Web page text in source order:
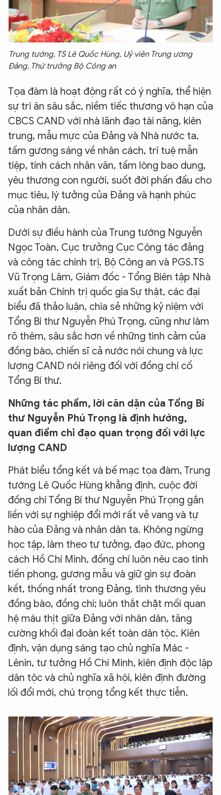
Trung tướng, TS Lê Quốc Hùng, Uỷ viên Trung ương
Đảng, Thứ trưởng Bộ Công an
Tọa đàm là hoạt động rất có ý nghĩa, thể hiện
sự tri ân sâu sắc, niềm tiếc thương vô hạn của
CBCS CAND với nhà lãnh đạo tài năng, kiên
trung, mẫu mực của Đảng và Nhà nước ta,
tấm gương sáng về nhân cách, trí tuệ mẫn
tiệp, tính cách nhân văn, tấm lòng bao dung,
yêu thương con người, suốt đời phấn đấu cho
mục tiêu, lý tưởng của Đảng và hạnh phúc
của nhân dân.
Dưới sự điều hành của Trung tướng Nguyễn
Ngọc Toàn, Cục trưởng Cục Công tác đảng
và công tác chính trị, Bộ Công an và PGS.TS
Vũ Trọng Lâm, Giám đốc - Tổng Biên tập Nhà
xuất bản Chính trị quốc gia Sự thật, các đại
biểu đã thảo luận, chia sẻ những kỷ niệm với
Tổng Bí thư Nguyễn Phú Trọng, cũng như làm
rõ thêm, sâu sắc hơn về những tình cảm của
đồng bào, chiến sĩ cả nước nói chung và lực
lượng CAND nói riêng đối với đồng chí cố
Tổng Bí thư.
Những tác phẩm, lời căn dặn của Tổng Bí
thư Nguyễn Phú Trọng là định hướng,
quan điểm chỉ đạo quan trọng đối với lực
lượng CAND
Phát biểu tổng kết và bế mạc tọa đàm, Trung
tướng Lê Quốc Hùng khẳng định, cuộc đời
đồng chí Tổng Bí thư Nguyễn Phú Trọng gắn
liền với sự nghiệp đổi mới rất vẻ vang và tự
hào của Đảng và nhân dân ta. Không ngừng
học tập, làm theo tư tưởng, đạo đức, phong
cách Hồ Chí Minh, đồng chí luôn nêu cao tính
tiền phong, gương mẫu và giữ gìn sự đoàn
kết, thống nhất trong Đảng, tình thương yêu
đồng bào, đồng chí; luôn thắt chặt mối quan
hệ máu thịt giữa Đảng với nhân dân, tăng
cường khối đại đoàn kết toàn dân tộc. Kiên
định, vận dụng sáng tạo chủ nghĩa Mác -
Lênin, tư tưởng Hồ Chí Minh, kiên định độc lập
dân tộc và chủ nghĩa xã hội, kiên định đường
lối đổi mới, chú trọng tổng kết thực tiễn.